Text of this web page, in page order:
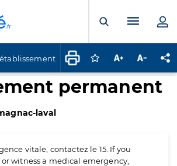
Ouvrir laMenu
Connectez-vous
Augmenter la
permanent
laval
vitale, contactez le 15. If you
witness a medical emergency,